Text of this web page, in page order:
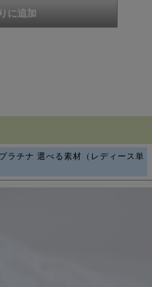
ラチナ 選べる素材（レディース単